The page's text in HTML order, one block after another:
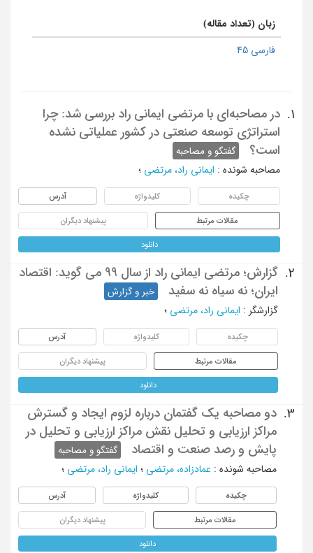
زبان (تعداد مقاله)
فارسی 45
1.
در مصاحبه‌ای با مرتضی ایمانی راد بررسی شد: چرا
استراتژی توسعه صنعتی در کشور عملیاتی نشده
است؟
گفتگو و مصاحبه
مصاحبه شونده : ایمانی راد، مرتضی ؛
چکیده کلیدواژه آدرس
مقالات مرتبط پیشنهاد دیگران
دانلود
2.
گزارش؛ مرتضی ایمانی راد از سال 99 می گوید: اقتصاد
ایران؛ نه سیاه نه سفید
خبر و گزارش
گزارشگر : ایمانی راد، مرتضی ؛
چکیده کلیدواژه آدرس
مقالات مرتبط پیشنهاد دیگران
دانلود
3.
دو مصاحبه یک گفتمان درباره لزوم ایجاد و گسترش
مراکز ارزیابی و تحلیل نقش مراکز ارزیابی و تحلیل در
پایش و رصد صنعت و اقتصاد
گفتگو و مصاحبه
مصاحبه شونده : عمادزاده، مرتضی ؛ ایمانی راد، مرتضی ؛
چکیده کلیدواژه آدرس
مقالات مرتبط پیشنهاد دیگران
دانلود